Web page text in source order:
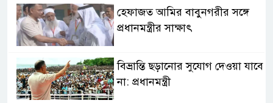
হেফাজত আমির বাবুনগরীর সঙ্গে
প্রধানমন্ত্রীর সাক্ষাৎ
বিভ্রান্তি ছড়ানোর সুযোগ দেওয়া যাবে
না: প্রধানমন্ত্রী